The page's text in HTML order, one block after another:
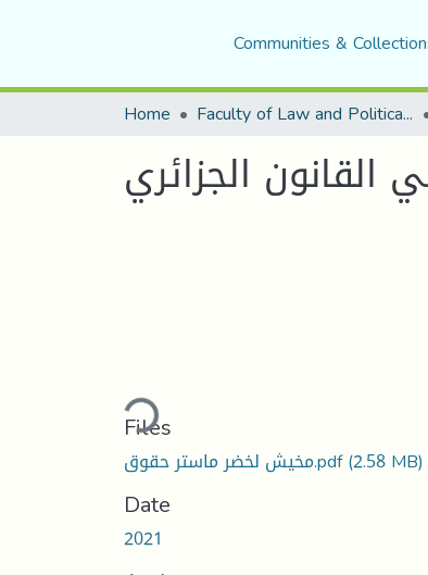
Communities &
Home Faculty of Law and Political Science
القانون الجزائري
Loading...
Files
مخيش لخضر ماستر حقوق.pdf(2.58 MB)
Date
2021